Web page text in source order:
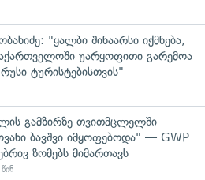
"ყალბი შინაარსი იქმნება,
უარყოფითი გარემოა
ტურისტებისთვის"
გამზირზე თვითმცლელში
ბავშვი იმყოფებოდა" — GWP
ზომებს მიმართავს